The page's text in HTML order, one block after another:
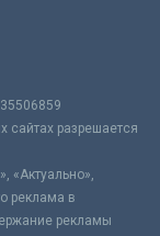
сайтах разрешается
«Актуально»,
реклама в
рекламы